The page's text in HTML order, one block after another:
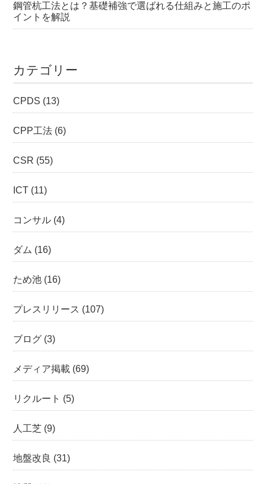
鋼管杭工法とは？基礎補強で選ばれる仕組みと施工のポ
イントを解説
カテゴリー
CPDS (13)
CPP工法 (6)
CSR (55)
ICT (11)
コンサル (4)
ダム (16)
ため池 (16)
プレスリリース (107)
ブログ (3)
メディア掲載 (69)
リクルート (5)
人工芝 (9)
地盤改良 (31)